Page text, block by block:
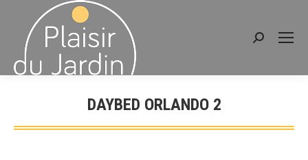
Recherche
DAYBED ORLANDO 2
Vous êtes ici :